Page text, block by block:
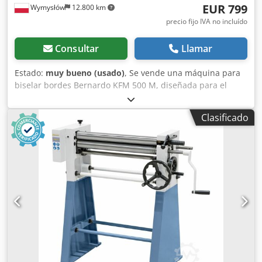
aproximadamente 240 kg Disponibilidad: a corto plazo
Wymysłów 12.800 km EUR 799
precio fijo IVA no incluído
Consultar Llamar
Estado: muy bueno (usado), Se vende una máquina para
biselar bordes Bernardo KFM 500 M, diseñada para el
biselado y el desbarbado de precisión de piezas
fabricadas en acero, acero inoxidable, aluminio y otros
metales. Este dispositivo es ideal para preparar piezas
para la soldadura, eliminar bordes afilados y realizar
biseles uniformes. Su robusta construcción y la posibilidad
de ajustar el ángulo de biselado garantizan un
mecanizado preciso y repetible. La máquina se vende con
el manual de instrucciones y un juego de plaquitas de
corte, que se pueden ver en las fotos. Datos técnicos:
Fabricante: Bernardo País de fabricación: Austria
Dodpfxsziww Ne Algsck Modelo: KFM 500 M Año de
fabricación: 07/2019 Número de máquina: PWA-190707
Tipo: máquina para biselar bordes Potencia del motor:
0,55 kW Alimentación: 400 V Frecuencia: 50 Hz Corriente
Clasificado